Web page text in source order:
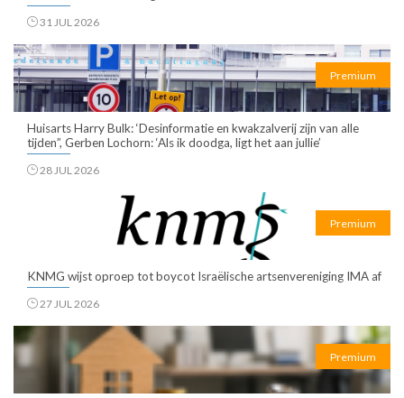
31 JUL 2026
Premium
Huisarts Harry Bulk: ‘Desinformatie en kwakzalverij zijn van alle
tijden”, Gerben Lochorn: ‘Als ik doodga, ligt het aan jullie’
28 JUL 2026
Premium
KNMG wijst oproep tot boycot Israëlische artsenvereniging IMA af
27 JUL 2026
Premium